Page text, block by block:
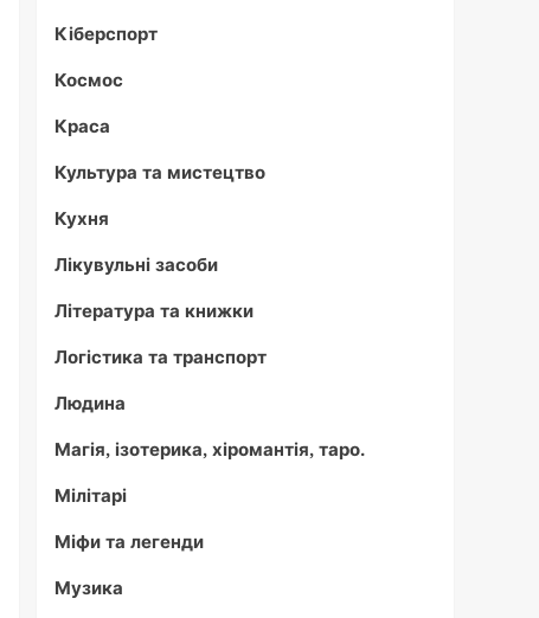
Кіберспорт
Космос
Краса
Культура та мистецтво
Кухня
Лікувульні засоби
Література та книжки
Логістика та транспорт
Людина
Магія, ізотерика, хіромантія, таро.
Мілітарі
Міфи та легенди
Музика